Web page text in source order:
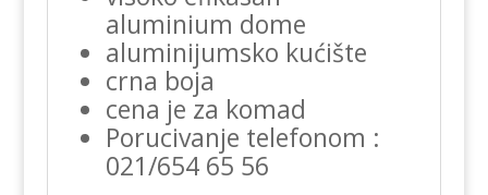
aluminium dome
aluminijumsko kućište
crna boja
cena je za komad
Porucivanje telefonom :
021/654 65 56